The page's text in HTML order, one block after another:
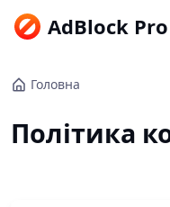
AdBlock Pro
Головна
Політика